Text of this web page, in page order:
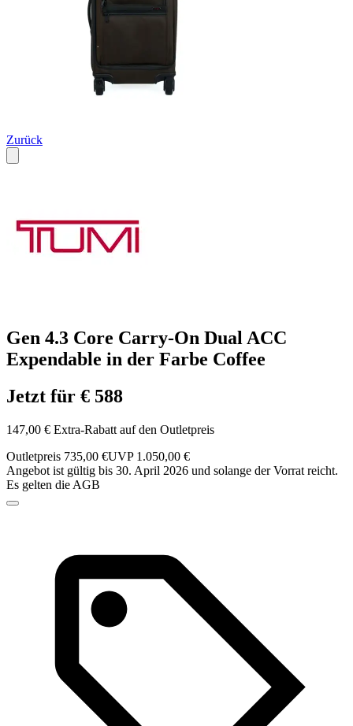
Zurück
Gen 4.3 Core Carry-On Dual ACC
Expendable in der Farbe Coffee
Jetzt für € 588
147,00 € Extra-Rabatt auf den Outletpreis
Outletpreis 735,00 €UVP 1.050,00 €
Angebot ist gültig bis 30. April 2026 und solange der Vorrat reicht.
Es gelten die AGB